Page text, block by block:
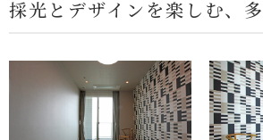
採光とデザインを楽しむ、